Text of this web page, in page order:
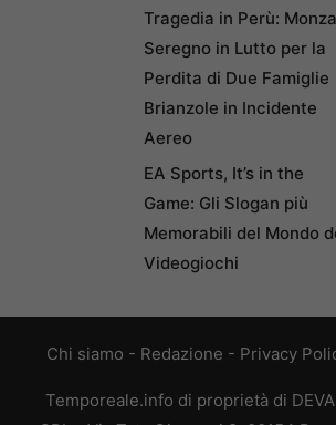
Tragedia in Perù:
Seregno in Lutto per la
Perdita di Due Famiglie
Brianzole in Incidente
Aereo
EA Sports, It’s in the
Game: Gli Slogan più
Memorabili del Mondo
Videogiochi
Chi siamo - Redazione - Privacy
Temporeale.info di proprietà di DEVA